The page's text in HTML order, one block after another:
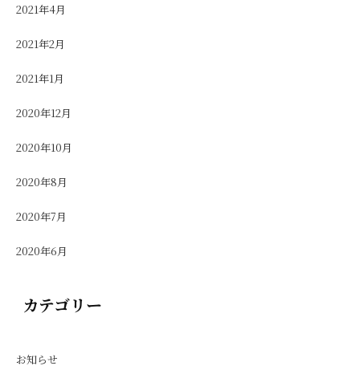
2021年4月
2021年2月
2021年1月
2020年12月
2020年10月
2020年8月
2020年7月
2020年6月
カテゴリー
お知らせ